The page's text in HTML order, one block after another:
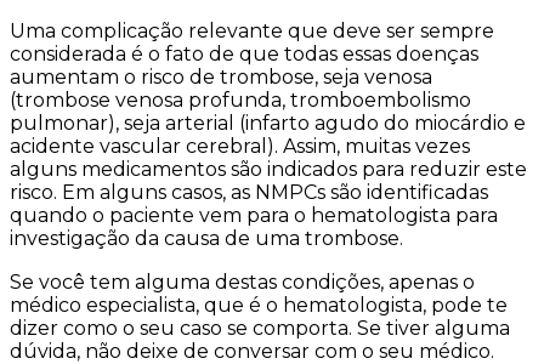
Uma complicação relevante que deve ser sempre
considerada é o fato de que todas essas doenças
aumentam o risco de trombose, seja venosa
(trombose venosa profunda, tromboembolismo
pulmonar), seja arterial (infarto agudo do miocárdio e
acidente vascular cerebral). Assim, muitas vezes
alguns medicamentos são indicados para reduzir este
risco. Em alguns casos, as NMPCs são identificadas
quando o paciente vem para o hematologista para
investigação da causa de uma trombose.
Se você tem alguma destas condições, apenas o
médico especialista, que é o hematologista, pode te
dizer como o seu caso se comporta. Se tiver alguma
dúvida, não deixe de conversar com o seu médico.